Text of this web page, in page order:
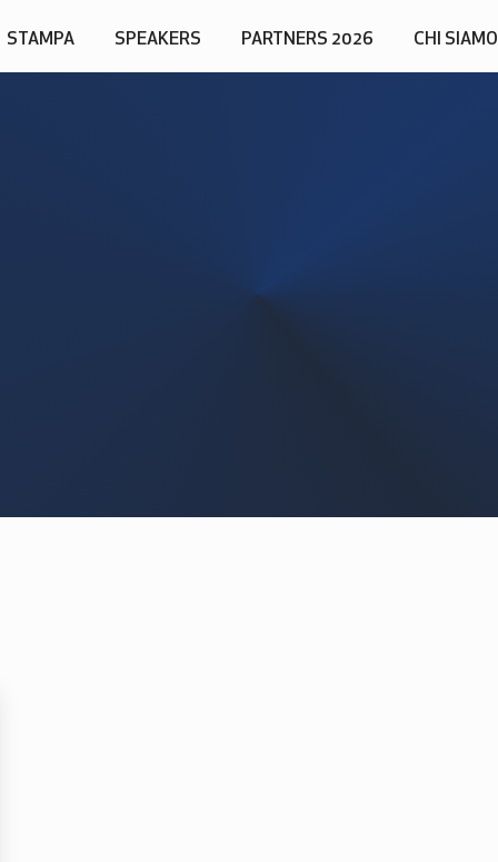
STAMPA SPEAKERS PARTNERS 2026 CHI SIAMO